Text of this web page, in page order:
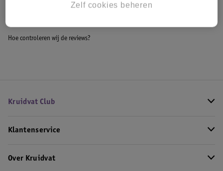
Hoe controleren wij de reviews?
Kruidvat Club
Klantenservice
Over Kruidvat
Zelf cookies beheren